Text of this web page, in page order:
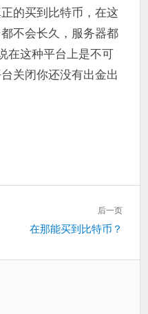
的买到比特币，在这
不会长久，服务器都
在这种平台上是不可
关闭你还没有出金出
后一页
在那能买到比特币？